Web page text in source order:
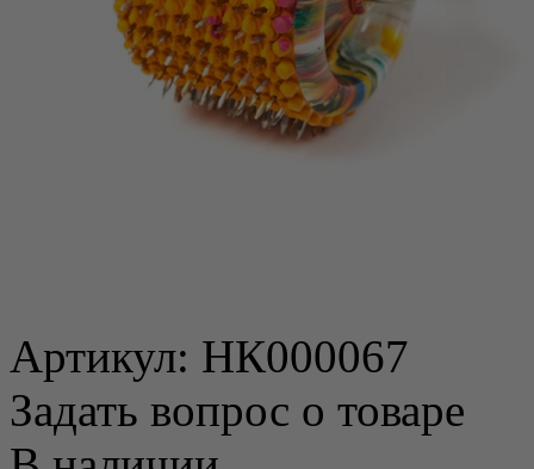
Артикул: НК000067
Задать вопрос о товаре